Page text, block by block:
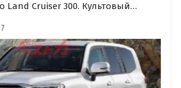
Land Cruiser 300. Культовый
дня» со ссылкой на
подразделения